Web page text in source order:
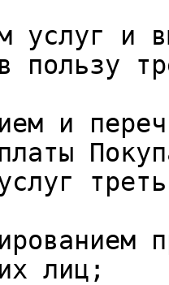
услуг и
пользу
и
лиц;